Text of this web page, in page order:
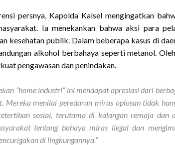
persnya, Kapolda Kalsel mengingatkan
Ia menekankan bahwa aksi para
kesehatan publik. Dalam beberapa kasus di
alkohol berbahaya seperti metanol.
pengawasan dan penindakan.
“home industri” ini mendapat apresiasi dari
Mereka menilai peredaran miras oplosan tidak
sosial, terutama di kalangan remaja dan
tentang bahaya miras ilegal dan
di lingkungannya.”